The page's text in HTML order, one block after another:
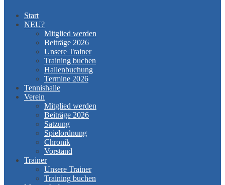
Start
NEU?
Mitglied werden
Beiträge 2026
Unsere Trainer
Training buchen
Hallenbuchung
Termine 2026
Tennishalle
Verein
Mitglied werden
Beiträge 2026
Satzung
Spielordnung
Chronik
Vorstand
Trainer
Unsere Trainer
Training buchen